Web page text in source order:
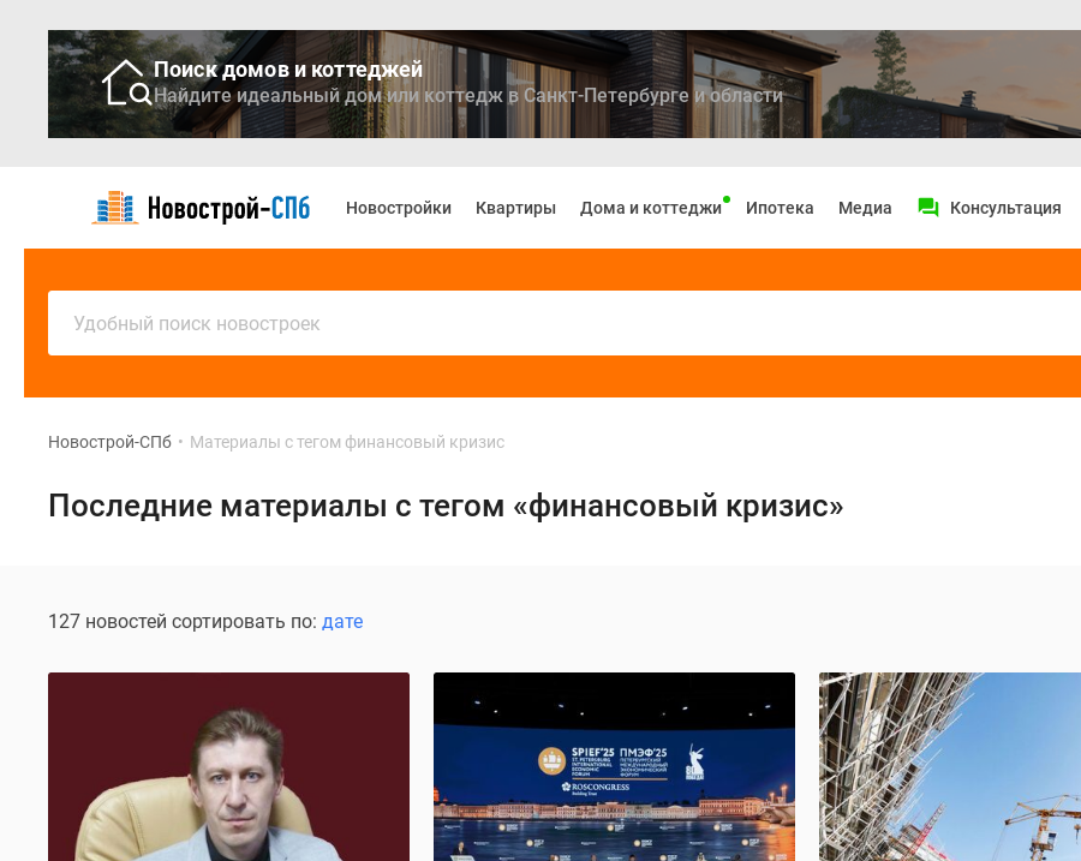
Поиск домов и коттеджей
Найдите идеальный дом или коттедж в Санкт-Петербурге и области
Медиа
проекте
Контакты
сайте
застройщики
предложения
Апартаменты
Новостройки
Новостройки Квартиры Дома и коттеджи Ипотека Медиа Консультация
Удобный поиск новостроек
Новострой-СПб • Материалы с тегом финансовый кризис
Последние материалы с тегом «финансовый кризис»
127 новостей сортировать по: дате